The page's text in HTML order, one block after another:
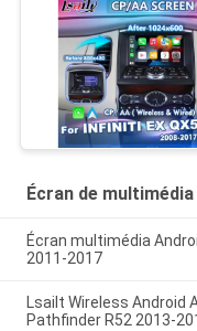
Écran de
Écran multimédia
2011-2017
Lsailt Wireless Android
Pathfinder R52 2013-